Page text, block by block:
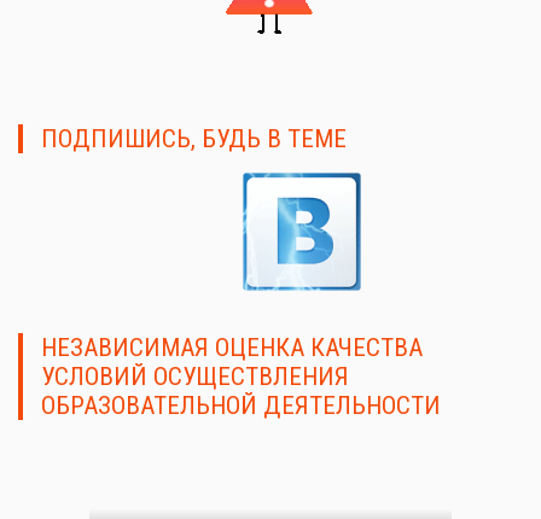
ПОДПИШИСЬ, БУДЬ В ТЕМЕ
НЕЗАВИСИМАЯ ОЦЕНКА КАЧЕСТВА
УСЛОВИЙ ОСУЩЕСТВЛЕНИЯ
ОБРАЗОВАТЕЛЬНОЙ ДЕЯТЕЛЬНОСТИ